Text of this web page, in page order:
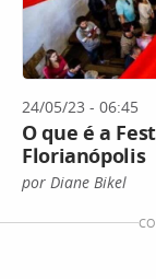
24/05/23 - 06:45
O que é a
Florianópolis
por Diane Bikel